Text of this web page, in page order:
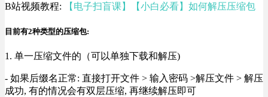
B站视频教程: 【电子扫盲课】【小白必看】如何解压压缩包
目前有2种类型的压缩包:
1. 单一压缩文件的（可以单独下载和解压)
- 如果后缀名正常: 直接打开文件 > 输入密码 >解压文件 > 解压
成功, 有的情况会有双层压缩, 再继续解压即可